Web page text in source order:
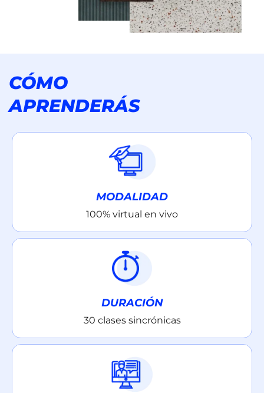
CÓMO
APRENDERÁS
MODALIDAD
100% virtual en vivo
DURACIÓN
30 clases sincrónicas